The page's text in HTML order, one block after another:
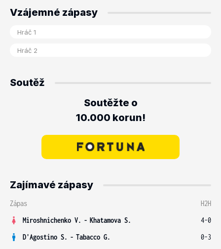
Vzájemné zápasy
Soutěž
Soutěžte o
10.000 korun!
Zajímavé zápasy
Zápas
H2H
Miroshnichenko V. - Khatamova S.
4-0
D'Agostino S. - Tabacco G.
0-3